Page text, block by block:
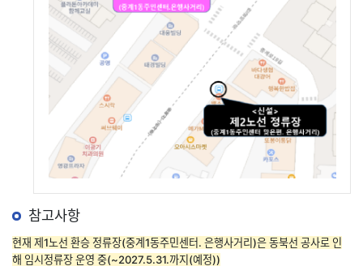
참고사항
현재 제1노선 환승 정류장(중계1동주민센터. 은행사거리)은 동북선 공사로 인
해 임시정류장 운영 중(~2027.5.31.까지(예정))